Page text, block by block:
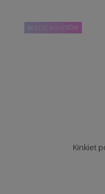
WIĘCEJ KOLORÓW
Kinkiet